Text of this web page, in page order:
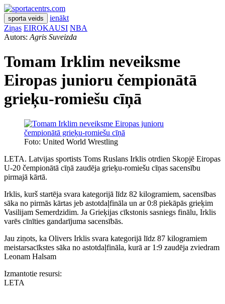
sporta veids
ienākt
Ziņas EIROKAUSI NBA
Autors: Agris Suveizda
Tomam Irklim neveiksme
Eiropas junioru čempionātā
grieķu-romiešu cīņā
Foto: United World Wrestling
LETA. Latvijas sportists Toms Ruslans Irklis otrdien Skopjē Eiropas
U-20 čempionātā cīņā zaudēja grieķu-romiešu cīņas sacensību
pirmajā kārtā.
Irklis, kurš startēja svara kategorijā līdz 82 kilogramiem, sacensības
sāka no pirmās kārtas jeb astotdaļfināla un ar 0:8 piekāpās grieķim
Vasilijam Semerdzidim. Ja Grieķijas cīkstonis sasniegs finālu, Irklis
varēs cīnīties gandarījuma sacensībās.
Jau ziņots, ka Olivers Irklis svara kategorijā līdz 87 kilogramiem
meistarsacīkstes sāka no astotdaļfināla, kurā ar 1:9 zaudēja zviedram
Leonam Halsam
Izmantotie resursi:
LETA